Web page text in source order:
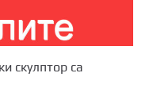
скулптор са